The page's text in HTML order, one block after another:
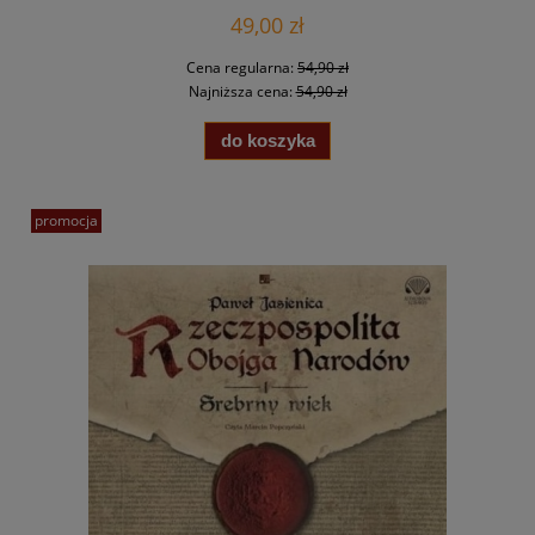
49,00 zł
Cena regularna: 54,90 zł
Najniższa cena:54,90 zł
do koszyka
promocja